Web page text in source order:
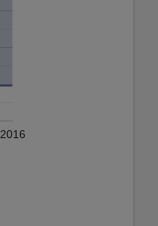
2016